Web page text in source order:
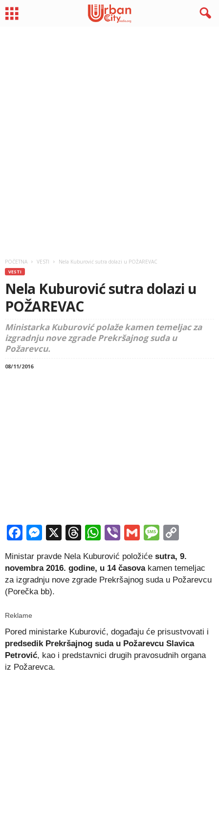
POČETNA VESTI Nela Kuburović sutra dolazi u POŽAREVAC
VESTI
Nela Kuburović sutra dolazi u
POŽAREVAC
Ministarka Kuburović polaže kamen temeljac za
izgradnju nove zgrade Prekršajnog suda u
Požarevcu.
08/11/2016
Facebook
Messenger
X Threads
WhatsApp
ViberGmail
Ministar pravde Nela Kuburović položiće sutra, 9.
novembra 2016. godine, u 14 časovakamen temeljac
za izgradnju nove zgrade Prekršajnog suda u Požarevcu
(Porečka bb).
Reklame
Pored ministarke Kuburović, događaju će prisustvovati i
predsedik Prekršajnog suda u Požarevcu Slavica
Petrović, kao i predstavnici drugih pravosudnih organa
iz Požarevca.